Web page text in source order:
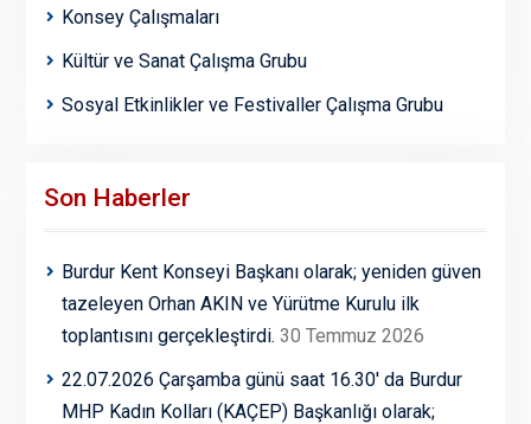
Konsey Çalışmaları
Kültür ve Sanat Çalışma Grubu
Sosyal Etkinlikler ve Festivaller Çalışma Grubu
Son Haberler
Burdur Kent Konseyi Başkanı olarak; yeniden güven
tazeleyen Orhan AKIN ve Yürütme Kurulu ilk
toplantısını gerçekleştirdi. 30 Temmuz 2026
22.07.2026 Çarşamba günü saat 16.30′ da Burdur
MHP Kadın Kolları (KAÇEP) Başkanlığı olarak;